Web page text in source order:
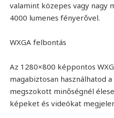
valamint közepes vagy nagy
4000 lumenes fényerővel.
WXGA felbontás
Az 1280×800 képpontos
magabiztosan használhatod
megszokott minőségnél
képeket és videókat